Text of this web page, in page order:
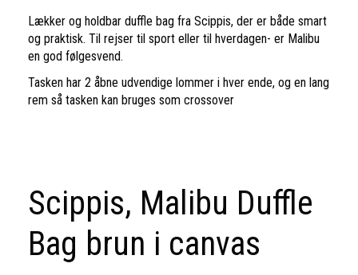
Lækker og holdbar duffle bag fra Scippis, der er både smart
og praktisk. Til rejser til sport eller til hverdagen- er Malibu
en god følgesvend.
Tasken har 2 åbne udvendige lommer i hver ende, og en lang
rem så tasken kan bruges som crossover
Scippis, Malibu Duffle
Bag brun i canvas